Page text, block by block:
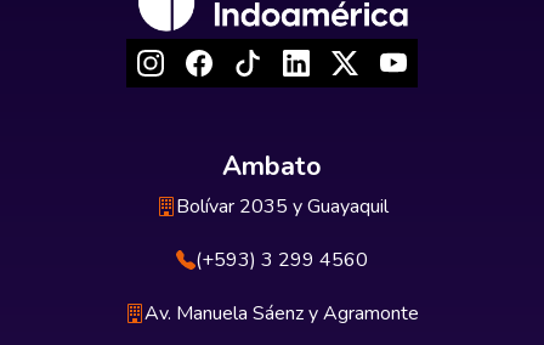
Ambato
Bolívar 2035 y Guayaquil
(+593) 3 299 4560
Av. Manuela Sáenz y Agramonte